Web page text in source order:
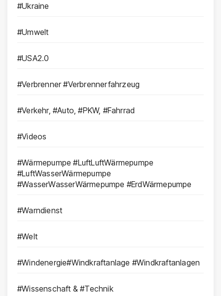
#Ukraine
#Umwelt
#USA2.0
#Verbrenner #Verbrennerfahrzeug
#Verkehr, #Auto, #PKW, #Fahrrad
#Videos
#Wärmepumpe #LuftLuftWärmepumpe
#LuftWasserWärmepumpe
#WasserWasserWärmepumpe #ErdWärmepumpe
#Warndienst
#Welt
#Windenergie#Windkraftanlage #Windkraftanlagen
#Wissenschaft & #Technik